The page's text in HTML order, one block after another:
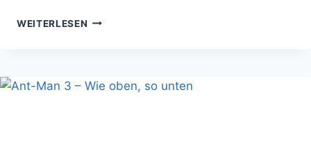
WEITERLESEN AMSTERDAM